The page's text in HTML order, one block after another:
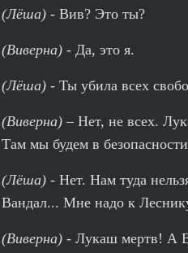
(Лёша) - Вив? Это ты?
(Виверна) - Да, это я.
(Лёша) - Ты убила всех
(Виверна) – Нет, не всех.
Там мы будем в
(Лёша) - Нет. Нам туда
Вандал... Мне надо к
(Виверна) - Лукаш мертв! А